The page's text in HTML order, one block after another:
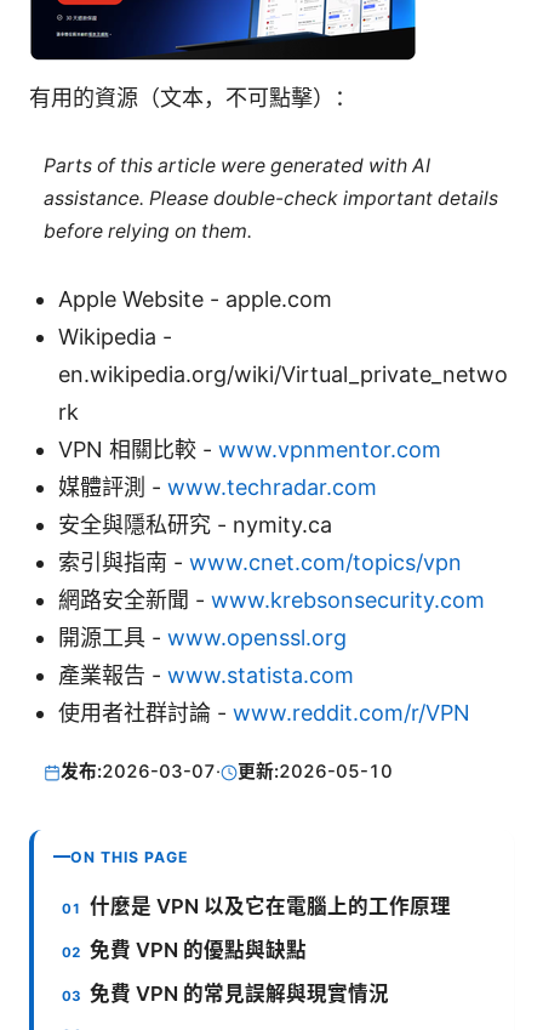
有用的資源（文本，不可點擊）：
Parts of this article were generated with AI
assistance. Please double-check important details
before relying on them.
Apple Website - apple.com
Wikipedia -
en.wikipedia.org/wiki/Virtual_private_netwo
rk
VPN 相關比較 - www.vpnmentor.com
媒體評測 - www.techradar.com
安全與隱私研究 - nymity.ca
索引與指南 - www.cnet.com/topics/vpn
網路安全新聞 - www.krebsonsecurity.com
開源工具 - www.openssl.org
產業報告 - www.statista.com
使用者社群討論 - www.reddit.com/r/VPN
发布:2026-03-07· 更新:2026-05-10
ON THIS PAGE
什麼是 VPN 以及它在電腦上的工作原理
免費 VPN 的優點與缺點
免費 VPN 的常見誤解與現實情況